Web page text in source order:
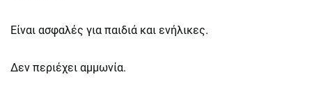
Είναι ασφαλές για παιδιά και ενήλικες.
Δεν περιέχει αμμωνία.